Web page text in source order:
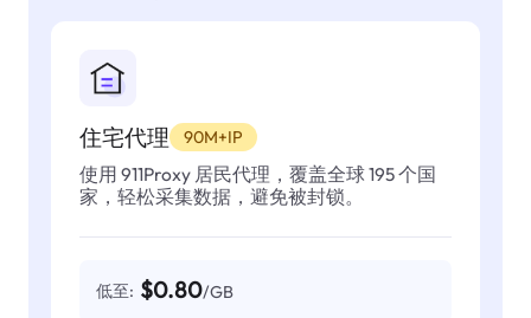
住宅代理 90M+IP
使用 911Proxy 居民代理，覆盖全球 195 个国
家，轻松采集数据，避免被封锁。
低至: $0.80/GB